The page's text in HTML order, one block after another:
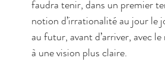
faudra tenir, dans un premier
notion d’irrationalité au jour le
au futur, avant d’arriver, avec le
à une vision plus claire.